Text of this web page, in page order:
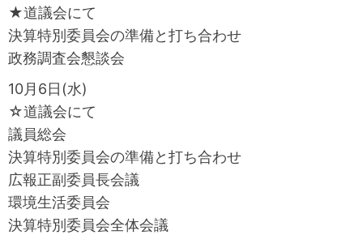
★道議会にて
決算特別委員会の準備と打ち合わせ
政務調査会懇談会
10月6日(水)
☆道議会にて
議員総会
決算特別委員会の準備と打ち合わせ
広報正副委員長会議
環境生活委員会
決算特別委員会全体会議